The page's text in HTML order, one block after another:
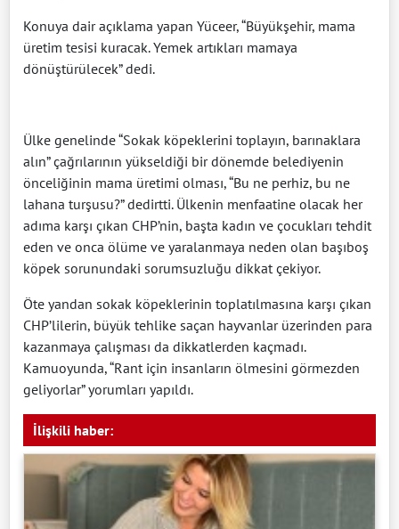
Konuya dair açıklama yapan Yüceer, “Büyükşehir, mama
üretim tesisi kuracak. Yemek artıkları mamaya
dönüştürülecek” dedi.
Ülke genelinde “Sokak köpeklerini toplayın, barınaklara
alın” çağrılarının yükseldiği bir dönemde belediyenin
önceliğinin mama üretimi olması, “Bu ne perhiz, bu ne
lahana turşusu?” dedirtti. Ülkenin menfaatine olacak her
adıma karşı çıkan CHP’nin, başta kadın ve çocukları tehdit
eden ve onca ölüme ve yaralanmaya neden olan başıboş
köpek sorunundaki sorumsuzluğu dikkat çekiyor.
Öte yandan sokak köpeklerinin toplatılmasına karşı çıkan
CHP’lilerin, büyük tehlike saçan hayvanlar üzerinden para
kazanmaya çalışması da dikkatlerden kaçmadı.
Kamuoyunda, “Rant için insanların ölmesini görmezden
geliyorlar” yorumları yapıldı.
İlişkili haber: